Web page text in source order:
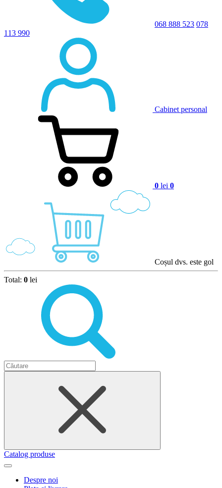
068 888 523 078
113 990
Cabinet personal
0 lei 0
Coșul dvs. este gol
Total: 0 lei
Catalog produse
Despre noi